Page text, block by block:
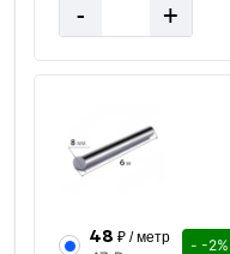
- +
48 ₽ / метр - -2%